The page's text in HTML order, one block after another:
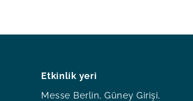
Etkinlik yeri
Messe Berlin, Güney Girişi,